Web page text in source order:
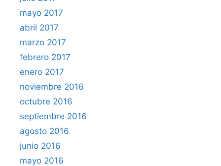
mayo 2017
abril 2017
marzo 2017
febrero 2017
enero 2017
noviembre 2016
octubre 2016
septiembre 2016
agosto 2016
junio 2016
mayo 2016